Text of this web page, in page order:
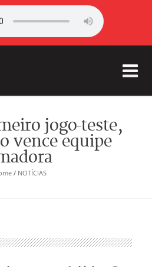
jogo-teste,
vence equipe
/ NOTÍCIAS